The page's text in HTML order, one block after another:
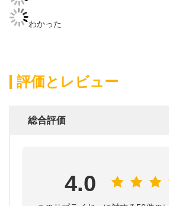
わかった
評価とレビュー
総合評価
4.0